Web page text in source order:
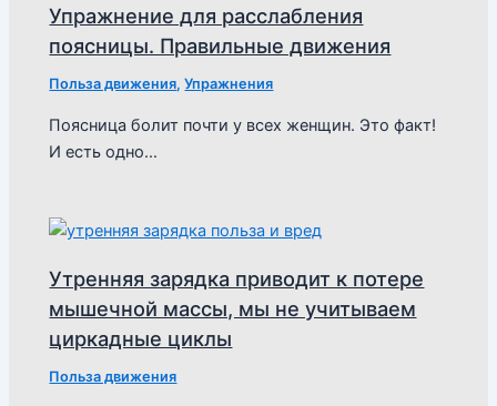
Упражнение для расслабления
поясницы. Правильные движения
Польза движения,Упражнения
Поясница болит почти у всех женщин. Это факт!
И есть одно…
Утренняя зарядка приводит к потере
мышечной массы, мы не учитываем
циркадные циклы
Польза движения